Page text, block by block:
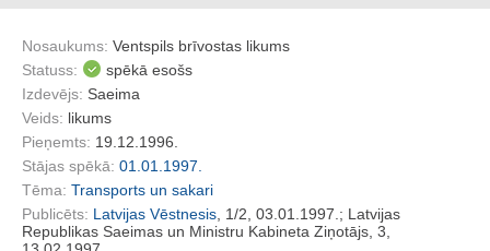
Nosaukums: Ventspils brīvostas likums
Statuss:
spēkā esošs
Izdevējs: Saeima
Veids: likums
Pieņemts: 19.12.1996.
Stājas spēkā: 01.01.1997.
Tēma: Transports un sakari
Publicēts: Latvijas Vēstnesis , 1/2, 03.01.1997.; Latvijas
Republikas Saeimas un Ministru Kabineta Ziņotājs, 3,